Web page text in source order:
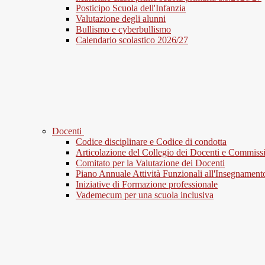
Posticipo Scuola dell'Infanzia
Valutazione degli alunni
Bullismo e cyberbullismo
Calendario scolastico 2026/27
Docenti
Codice disciplinare e Codice di condotta
Articolazione del Collegio dei Docenti e
Comitato per la Valutazione dei Docenti
Piano Annuale Attività Funzionali
Iniziative di Formazione professionale
Vademecum per una scuola inclusiva